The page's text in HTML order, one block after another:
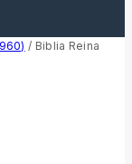
/ Biblia Reina